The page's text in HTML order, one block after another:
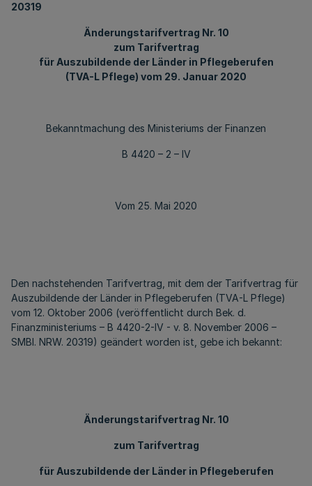
20319
Änderungstarifvertrag Nr. 10
zum Tarifvertrag
für Auszubildende der Länder in Pflegeberufen
(TVA-L Pflege) vom 29. Januar 2020
Bekanntmachung des Ministeriums der Finanzen
B 4420 – 2 – IV
Vom 25. Mai 2020
Den nachstehenden Tarifvertrag, mit dem der Tarifvertrag für
Auszubildende der Länder in Pflegeberufen (TVA-L Pflege)
vom 12. Oktober 2006 (veröffentlicht durch Bek. d.
Finanzministeriums – B 4420-2-IV - v. 8. November 2006 –
SMBl. NRW. 20319) geändert worden ist, gebe ich bekannt:
Änderungstarifvertrag Nr. 10
zum Tarifvertrag
für Auszubildende der Länder in Pflegeberufen